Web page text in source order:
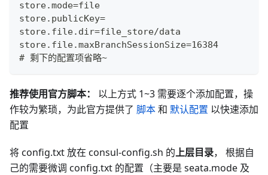
store.mode=file
store.publicKey=
store.file.dir=file_store/data
store.file.maxBranchSessionSize=16384
# 剩下的配置项省略~
推荐使用官方脚本：
以上方式 1~3 需要逐个添加配置，操
作较为繁琐，为此官方提供了 脚本和 默认配置 以快速添加
配置
将 config.txt 放在 consul-config.sh 的上层目录， 根据自
己的需要微调 config.txt 的配置（主要是 seata.mode 及